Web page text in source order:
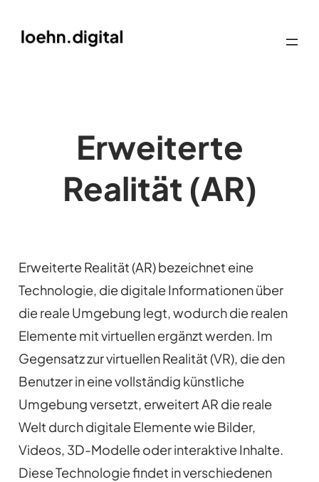
Erweiterte
Realität (AR)
Erweiterte Realität (AR) bezeichnet eine
Technologie, die digitale Informationen über
die reale Umgebung legt, wodurch die realen
Elemente mit virtuellen ergänzt werden. Im
Gegensatz zur virtuellen Realität (VR), die den
Benutzer in eine vollständig künstliche
Umgebung versetzt, erweitert AR die reale
Welt durch digitale Elemente wie Bilder,
Videos, 3D-Modelle oder interaktive Inhalte.
Diese Technologie findet in verschiedenen